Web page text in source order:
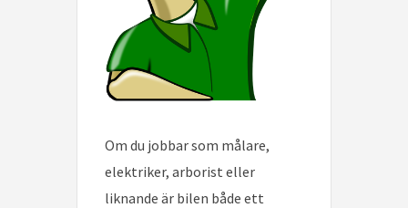
Om du jobbar som målare,
elektriker, arborist eller
liknande är bilen både ett